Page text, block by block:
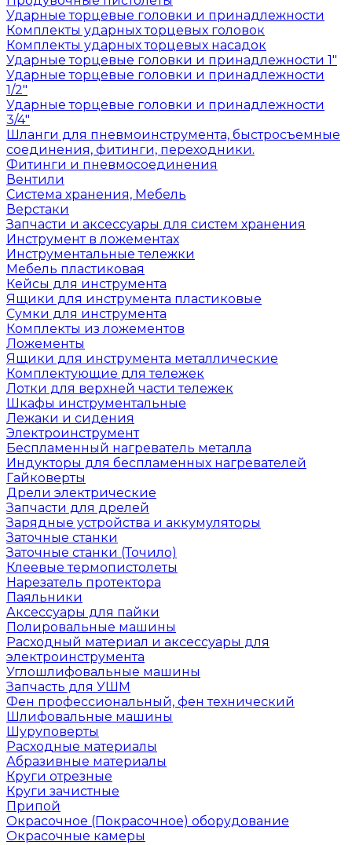
Ударные торцевые головки и принадлежности
Комплекты ударных торцевых головок
Комплекты ударных торцевых насадок
Ударные торцевые головки и принадлежности 1"
Ударные торцевые головки и принадлежности
1/2"
Ударные торцевые головки и принадлежности
3/4"
Шланги для пневмоинструмента, быстросъемные
соединения, фитинги, переходники.
Фитинги и пневмосоединения
Вентили
Система хранения, Мебель
Верстаки
Запчасти и аксессуары для систем хранения
Инструмент в ложементах
Инструментальные тележки
Мебель пластиковая
Кейсы для инструмента
Ящики для инструмента пластиковые
Сумки для инструмента
Комплекты из ложементов
Ложементы
Ящики для инструмента металлические
Комплектующие для тележек
Лотки для верхней части тележек
Шкафы инструментальные
Лежаки и сидения
Электроинструмент
Беспламенный нагреватель металла
Индукторы для беспламенных нагревателей
Гайковерты
Дрели электрические
Запчасти для дрелей
Зарядные устройства и аккумуляторы
Заточные станки
Заточные станки (Точило)
Клеевые термопистолеты
Нарезатель протектора
Паяльники
Аксессуары для пайки
Полировальные машины
Расходный материал и аксессуары для
электроинструмента
Углошлифовальные машины
Запчасть для УШМ
Фен профессиональный, фен технический
Шлифовальные машины
Шуруповерты
Расходные материалы
Абразивные материалы
Круги отрезные
Круги зачистные
Припой
Окрасочное (Покрасочное) оборудование
Окрасочные камеры